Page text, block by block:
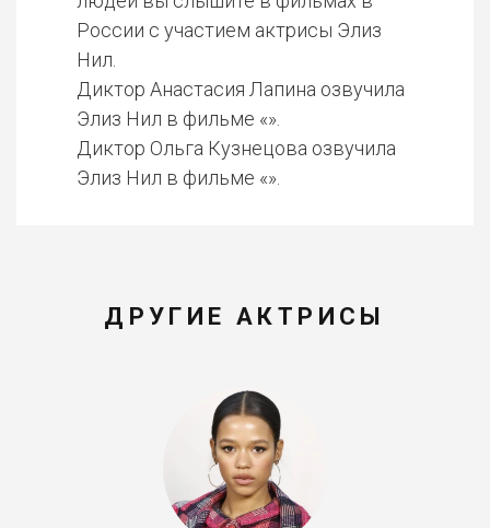
России с участием актрисы Элиз
Нил.
Диктор Анастасия Лапина озвучила
Элиз Нил в фильме «».
Диктор Ольга Кузнецова озвучила
Элиз Нил в фильме «».
ДРУГИЕ АКТРИСЫ